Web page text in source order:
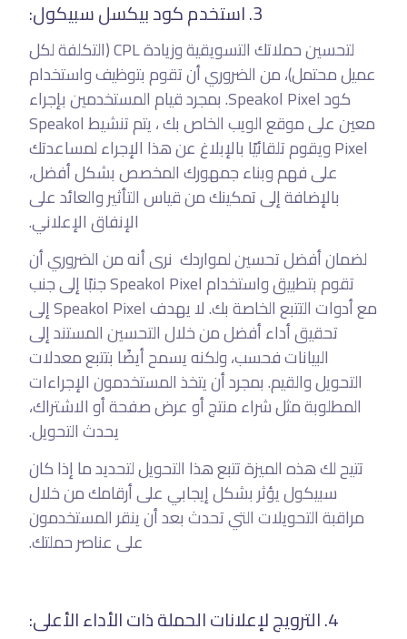
3. استخدم كود بيكسل سبيكول:
لتحسين حملاتك التسويقية وزيادة CPL (التكلفة لكل
عميل محتمل)، من الضروري أن تقوم بتوظيف واستخدام
كود Speakol Pixel. بمجرد قيام المستخدمين بإجراء
معين على موقع الويب الخاص بك ، يتم تنشيط Speakol
Pixel ويقوم تلقائيًا بالإبلاغ عن هذا الإجراء لمساعدتك
على فهم وبناء جمهورك المخصص بشكل أفضل،
بالإضافة إلى تمكينك من قياس التأثير والعائد على
الإنفاق الإعلاني.
لضمان أفضل تحسين لمواردك نرى أنه من الضروري أن
تقوم بتطبيق واستخدام Speakol Pixel جنبًا إلى جنب
مع أدوات التتبع الخاصة بك. لا يهدف Speakol Pixel إلى
تحقيق أداء أفضل من خلال التحسين المستند إلى
البيانات فحسب، ولكنه يسمح أيضًا بتتبع معدلات
التحويل والقيم. بمجرد أن يتخذ المستخدمون الإجراءات
المطلوبة مثل شراء منتج أو عرض صفحة أو الاشتراك،
يحدث التحويل.
تتيح لك هذه الميزة تتبع هذا التحويل لتحديد ما إذا كان
سبيكول يؤثر بشكل إيجابي على أرقامك من خلال
مراقبة التحويلات التي تحدث بعد أن ينقر المستخدمون
على عناصر حملتك.
4. الترويج لإعلانات الحملة ذات الأداء الأعلى: